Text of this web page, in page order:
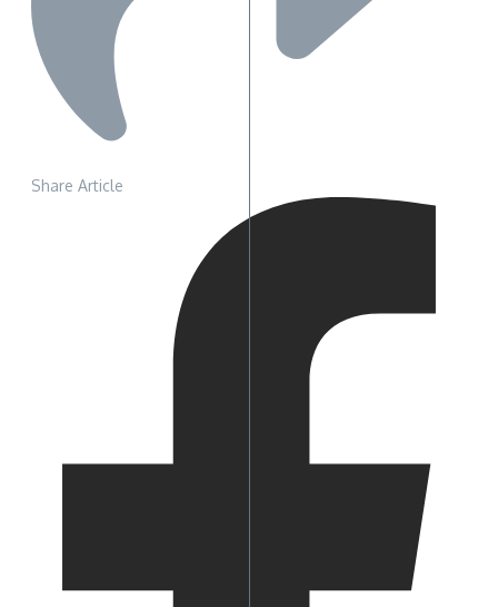
Share Article